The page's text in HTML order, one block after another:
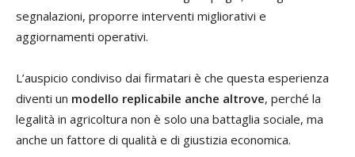
segnalazioni, proporre interventi migliorativi e
aggiornamenti operativi.
L’auspicio condiviso dai firmatari è che questa esperienza
diventi un modello replicabile anche altrove, perché la
legalità in agricoltura non è solo una battaglia sociale, ma
anche un fattore di qualità e di giustizia economica.